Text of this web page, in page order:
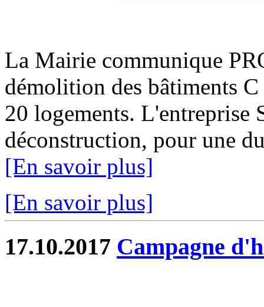
La Mairie communique
démolition des bâtiments
20 logements. L'entreprise
déconstruction, pour une
[En savoir plus]
[En savoir plus]
17.10.2017 Campagne